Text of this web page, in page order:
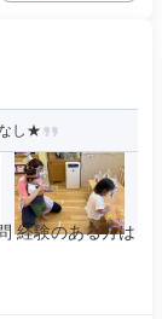
し★
経験のある方は